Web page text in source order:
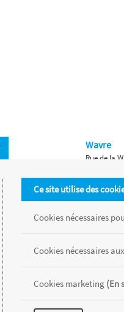
Ce site utilise des
Cookies nécessaires
Cookies nécessaires
Cookies marketing (En
Wavre
Rue de la
Waterloo
Chaussée
la limite des stocks disponibles de